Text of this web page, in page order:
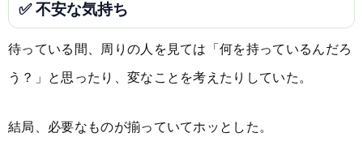
✅ 不安な気持ち
待っている間、周りの人を見ては「何を持っているんだろ
う？」と思ったり、変なことを考えたりしていた。
結局、必要なものが揃っていてホッとした。